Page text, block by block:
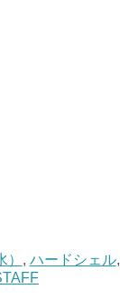
, ハードシェル,